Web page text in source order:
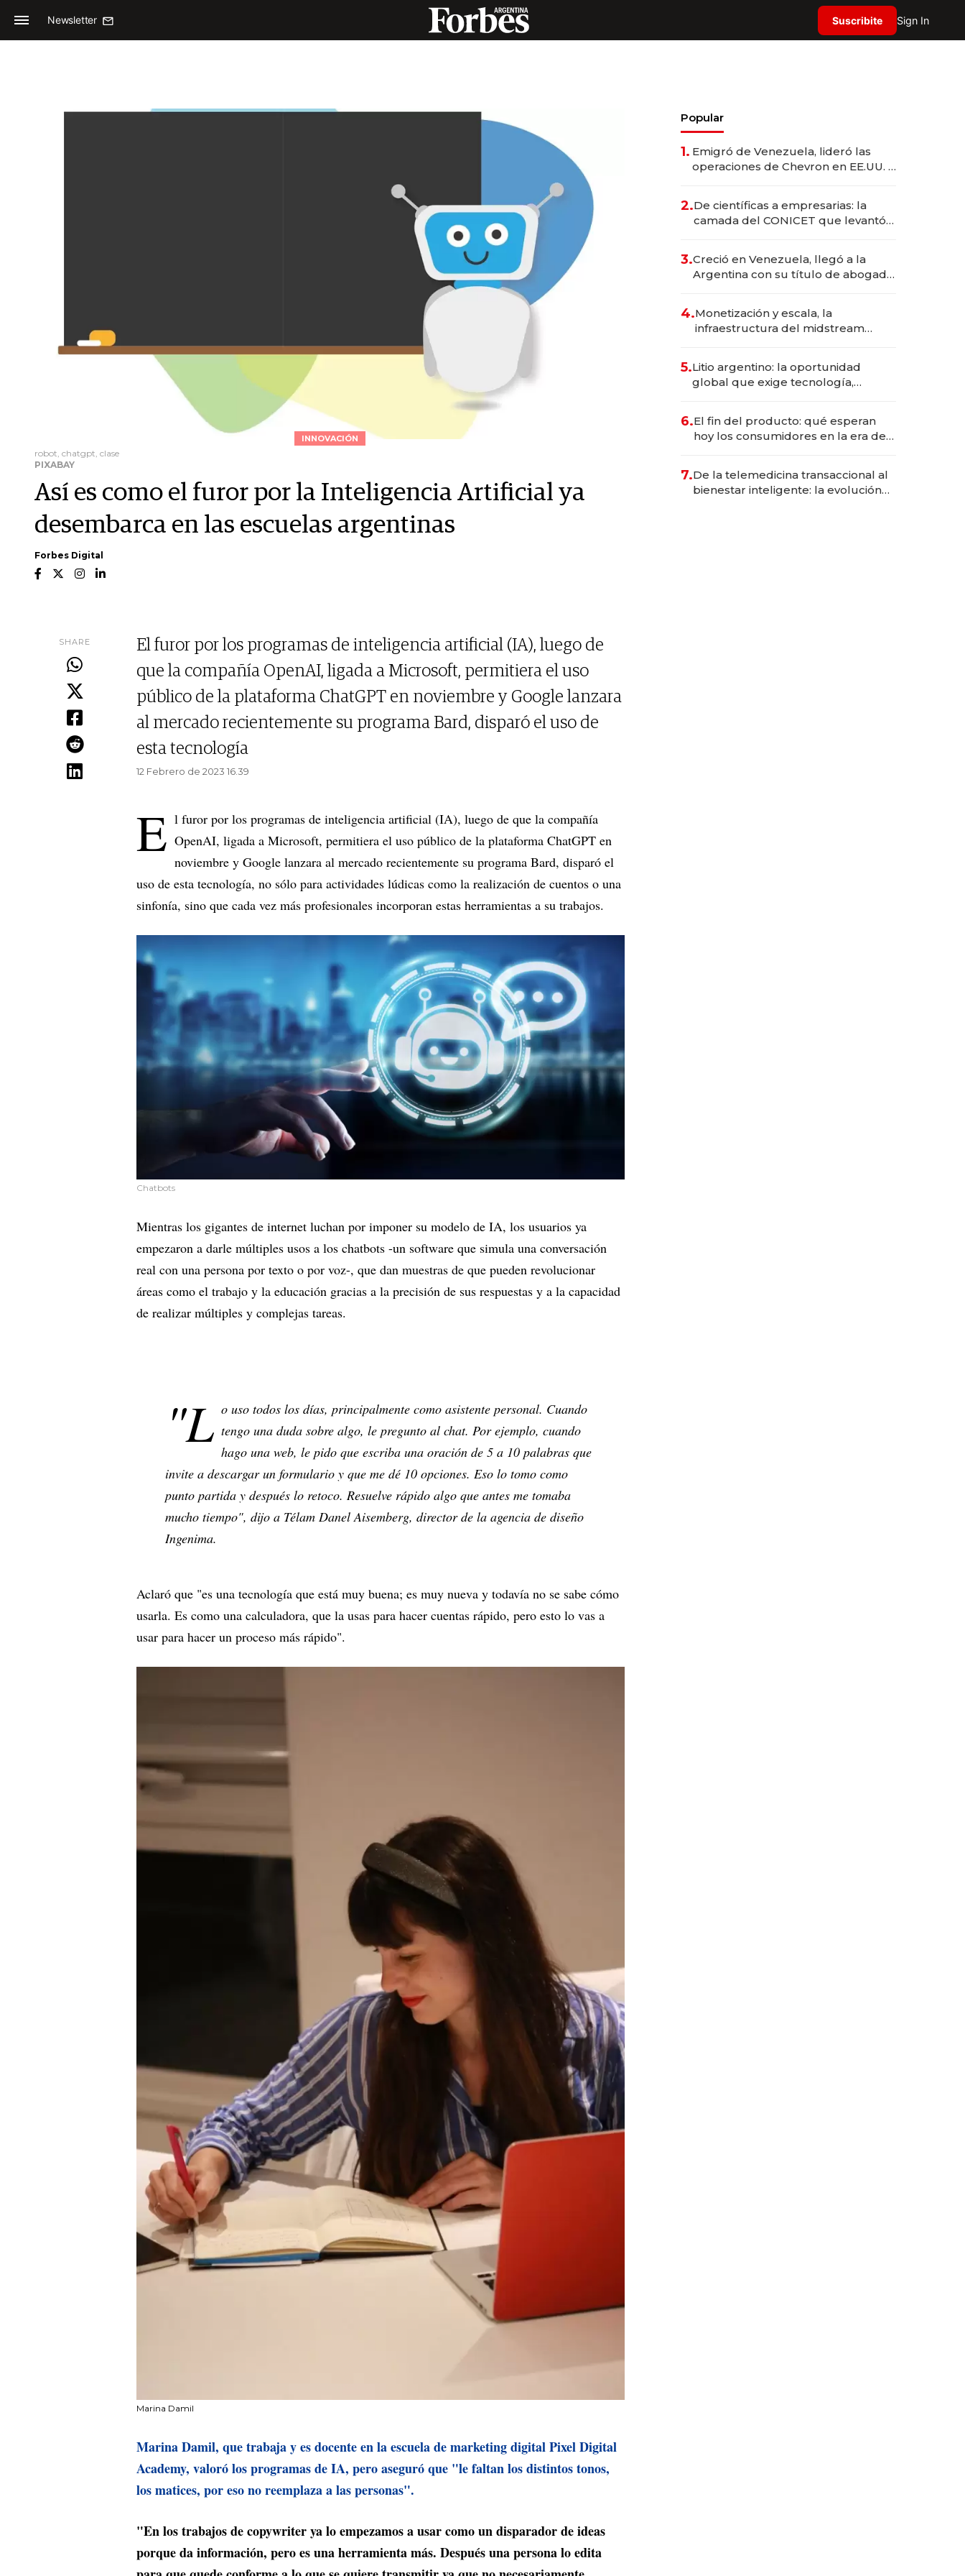
Newsletter Suscribite Sign In
INNOVACIÓN
robot, chatgpt, clase
PIXABAY
Así es como el furor por la Inteligencia Artificial ya
desembarca en las escuelas argentinas
Forbes Digital
SHARE
El furor por los programas de inteligencia artificial (IA), luego de
que la compañía OpenAI, ligada a Microsoft, permitiera el uso
público de la plataforma ChatGPT en noviembre y Google lanzara
al mercado recientemente su programa Bard, disparó el uso de
esta tecnología
12 Febrero de 2023 16.39
E l furor por los programas de inteligencia artificial (IA), luego de que la compañía
OpenAI, ligada a Microsoft, permitiera el uso público de la plataforma ChatGPT en
noviembre y Google lanzara al mercado recientemente su programa Bard, disparó el
uso de esta tecnología, no sólo para actividades lúdicas como la realización de cuentos o una
sinfonía, sino que cada vez más profesionales incorporan estas herramientas a su trabajos.
Chatbots
Mientras los gigantes de internet luchan por imponer su modelo de IA, los usuarios ya
empezaron a darle múltiples usos a los chatbots -un software que simula una conversación
real con una persona por texto o por voz-, que dan muestras de que pueden revolucionar
áreas como el trabajo y la educación gracias a la precisión de sus respuestas y a la capacidad
de realizar múltiples y complejas tareas.
"L o uso todos los días, principalmente como asistente personal. Cuando
tengo una duda sobre algo, le pregunto al chat. Por ejemplo, cuando
hago una web, le pido que escriba una oración de 5 a 10 palabras que
invite a descargar un formulario y que me dé 10 opciones. Eso lo tomo como
punto partida y después lo retoco. Resuelve rápido algo que antes me tomaba
mucho tiempo", dijo a Télam Danel Aisemberg, director de la agencia de diseño
Ingenima.
Aclaró que "es una tecnología que está muy buena; es muy nueva y todavía no se sabe cómo
usarla. Es como una calculadora, que la usas para hacer cuentas rápido, pero esto lo vas a
usar para hacer un proceso más rápido".
Marina Damil
Marina Damil, que trabaja y es docente en la escuela de marketing digital Pixel Digital
Academy, valoró los programas de IA, pero aseguró que "le faltan los distintos tonos,
los matices, por eso no reemplaza a las personas".
"En los trabajos de copywriter ya lo empezamos a usar como un disparador de ideas
porque da información, pero es una herramienta más. Después una persona lo edita
Popular
1. Emigró de Venezuela, lideró las
operaciones de Chevron en EE.UU. y
2.De científicas a empresarias: la
camada del CONICET que levantó
3.Creció en Venezuela, llegó a la
Argentina con su título de abogado
marcas "fast premium"
4.Monetización y escala, la
infraestructura del midstream
5.Litio argentino: la oportunidad
global que exige tecnología,
6.El fin del producto: qué esperan
hoy los consumidores en la era de
7.De la telemedicina transaccional al
bienestar inteligente: la evolución